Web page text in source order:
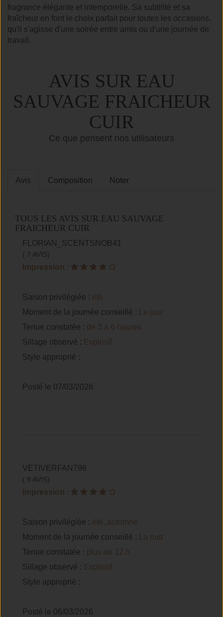
fragrance élégante et intemporelle. Sa subtilité et sa
fraîcheur en font le choix parfait pour toutes les occasions,
qu'il s'agisse d'une soirée entre amis ou d'une journée de
travail.
AVIS SUR EAU
SAUVAGE FRAICHEUR
CUIR
Ce que pensent nos utilisateurs
Avis Composition Noter
TOUS LES AVIS SUR EAU SAUVAGE
FRAICHEUR CUIR
FLORIAN_SCENTSNOB41
( 7 AVIS)
Impression :
Saison privilégiée : été
Moment de la journée conseillé :
Le jour
Tenue constatée : de 3 à 6 heures
Sillage observé : Explosif
Style approprié :
Posté le 07/03/2026
VETIVERFAN786
( 9 AVIS)
Impression :
Saison privilégiée : été, automne
Moment de la journée conseillé :
La nuit
Tenue constatée : plus de 12 h
Sillage observé : Explosif
Style approprié :
Posté le 06/03/2026